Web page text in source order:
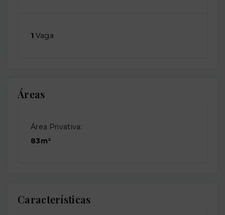
1 Vaga
Áreas
Área Privativa:
83m²
Características